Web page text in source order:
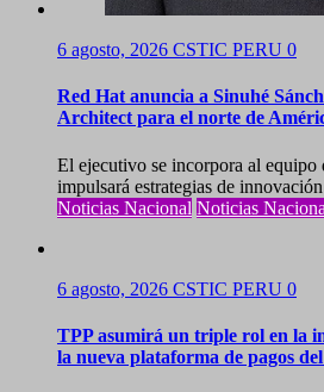
6 agosto, 2026 CSTIC PERU 0
Red Hat anuncia a Sinuhé
Architect para el norte de
El ejecutivo se incorpora al
impulsará estrategias de
Noticias Nacional Noticias
6 agosto, 2026 CSTIC PERU 0
TPP asumirá un triple rol en la
la nueva plataforma de pagos